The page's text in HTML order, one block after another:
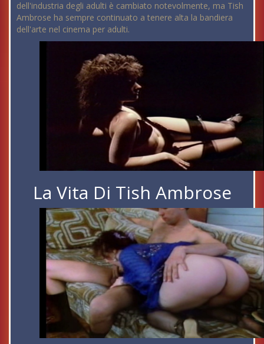
dell'industria degli adulti è cambiato notevolmente, ma Tish
Ambrose ha sempre continuato a tenere alta la bandiera
dell'arte nel cinema per adulti.
La Vita Di Tish Ambrose